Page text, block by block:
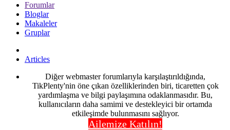
Forumlar
Bloglar
Makaleler
Gruplar
Articles
Diğer webmaster forumlarıyla karşılaştırıldığında,
TikPlenty'nin öne çıkan özelliklerinden biri, ticaretten çok
yardımlaşma ve bilgi paylaşımına odaklanmasıdır. Bu,
kullanıcıların daha samimi ve destekleyici bir ortamda
etkileşimde bulunmasını sağlıyor.
Ailemize Katılın!